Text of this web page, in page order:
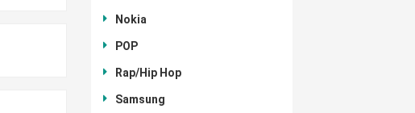
Nokia
POP
Rap/Hip Hop
Samsung